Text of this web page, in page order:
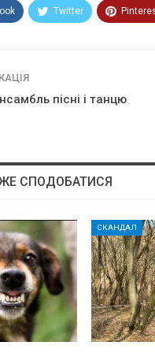
Twitter
пісні і танцю
СПОДОБАТИСЯ
СКАНДАЛ